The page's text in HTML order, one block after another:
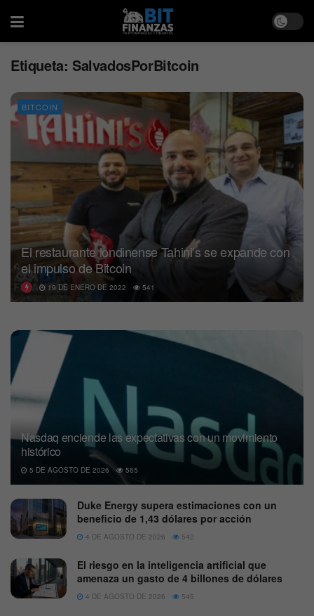
Etiqueta: SalvadosPorBitcoin
BITCOIN
El restaurante londinense Tahini’s se expande con
el impulso de Bitcoin
19 DE ENERO DE 2022 541
Nasdaq enciende las expectativas con un movimiento
histórico
5 DE AGOSTO DE 2026 565
Duke Energy supera estimaciones con un
beneficio de 1,43 dólares por acción
4 DE AGOSTO DE 2026 542
El riesgo en la inteligencia artificial que
amenaza un gasto de 4 billones de dólares
4 DE AGOSTO DE 2026 545